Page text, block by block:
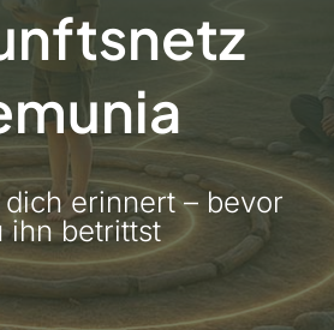
dich erinnert – bevor
ihn betrittst